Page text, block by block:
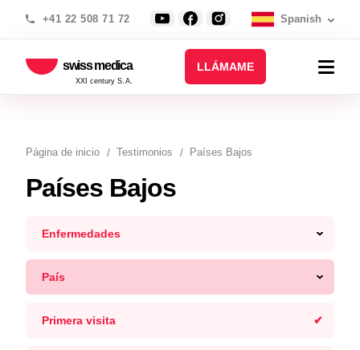
+41 22 508 71 72 Spanish
swiss medica
XXI century S.A.
LLÁMAME
Página de inicio Testimonios Países Bajos
Países Bajos
Enfermedades
País
Primera visita